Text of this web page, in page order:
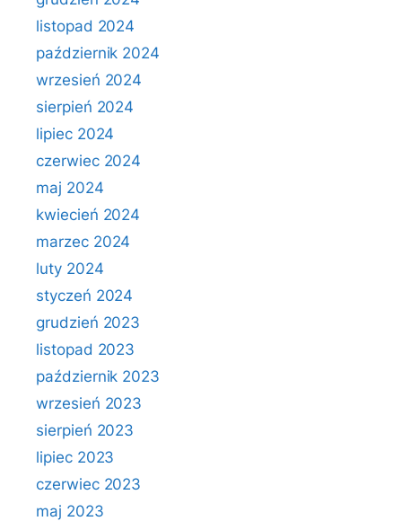
listopad 2024
październik 2024
wrzesień 2024
sierpień 2024
lipiec 2024
czerwiec 2024
maj 2024
kwiecień 2024
marzec 2024
luty 2024
styczeń 2024
grudzień 2023
listopad 2023
październik 2023
wrzesień 2023
sierpień 2023
lipiec 2023
czerwiec 2023
maj 2023